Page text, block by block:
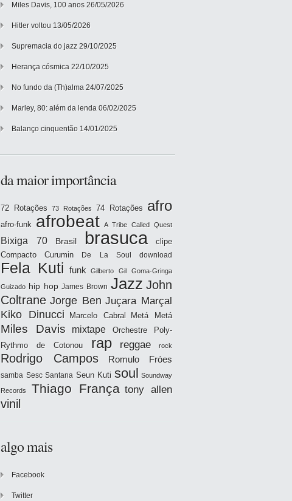
Miles Davis, 100 anos 26/05/2026
Hitler voltou 13/05/2026
Supremacia do jazz 29/10/2025
Herança cósmica 22/10/2025
No fundo da (Th)alma 24/07/2025
Marley, 80: além da lenda 06/02/2025
Balanço cinquentão 14/01/2025
da maior importância
72 Rotações 73 Rotações 74 Rotações afro
afro-funk afrobeat A Tribe Called Quest
Bixiga 70 Brasil brasuca
clipe
Compacto
Curumin De La Soul download
Fela Kuti funk Gilberto Gil Goma-Gringa
Guizado hip hop James Brown Jazz John
Coltrane Jorge Ben Juçara Marçal
Kiko Dinucci Marcelo Cabral Metá Metá
Miles Davis mixtape
Orchestre Poly-
Rythmo de Cotonou
rap reggae rock
Rodrigo Campos Romulo Fróes
samba Sesc Santana Seun Kuti soul Soundway
Records Thiago França tony allen
vinil
algo mais
Facebook
Twitter